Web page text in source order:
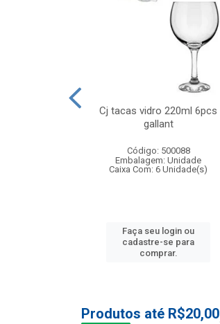
Cj tacas vidro 220ml 6pcs
gallant
Código: 500088
Embalagem: Unidade
Caixa Com: 6 Unidade(s)
Faça seu login ou
cadastre-se para
comprar.
Produtos até R$20,00